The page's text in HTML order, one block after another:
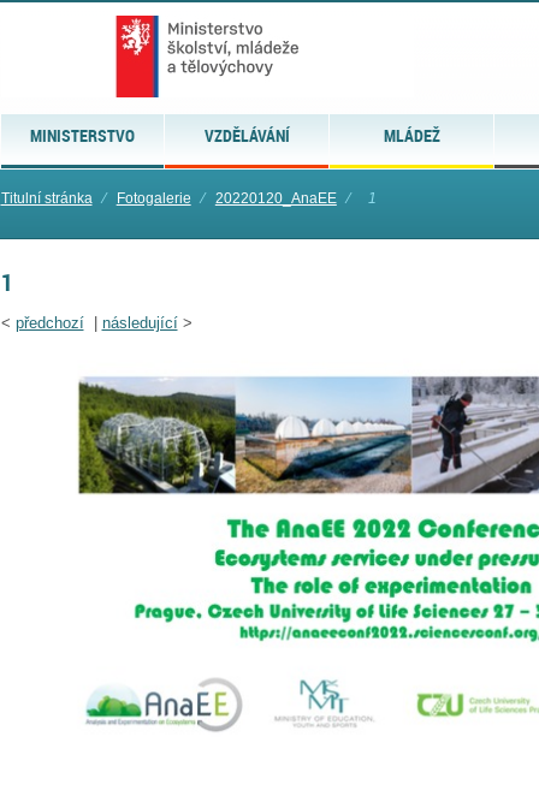
MINISTERSTVO VZDĚLÁVÁNÍ MLÁDEŽ
Titulní stránka ⁄ Fotogalerie ⁄ 20220120_AnaEE ⁄ 1
1
< předchozí| následující>